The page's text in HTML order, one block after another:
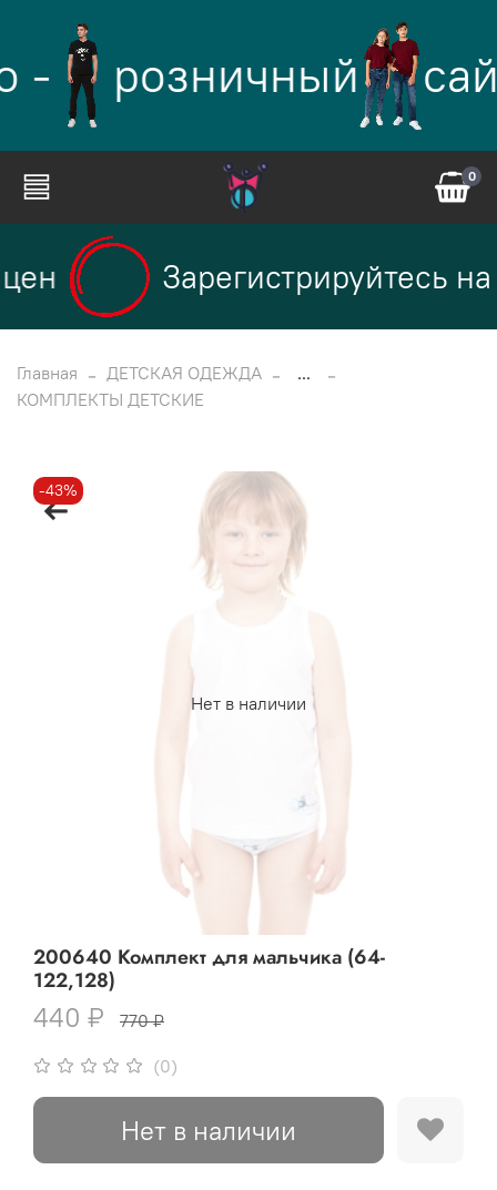
- розничный
0
Зарегистрируйтесь на
Главная ДЕТСКАЯ ОДЕЖДА
...
КОМПЛЕКТЫ ДЕТСКИЕ
Нет в наличии
-43%
(0)
200640 Комплект для мальчика (64-
122,128)
440 ₽ 770 ₽
Нет в наличии